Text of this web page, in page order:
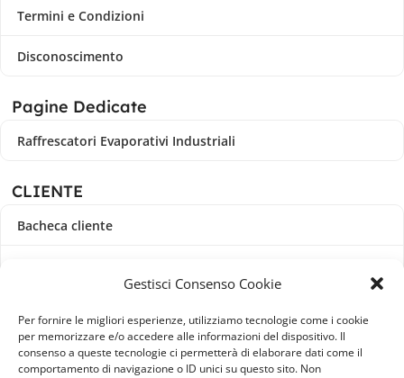
Gestisci Consenso Cookie
Per fornire le migliori esperienze, utilizziamo tecnologie come i cookie
per memorizzare e/o accedere alle informazioni del dispositivo. Il
consenso a queste tecnologie ci permetterà di elaborare dati come il
comportamento di navigazione o ID unici su questo sito. Non
Termini e Condizioni
Disconoscimento
Pagine Dedicate
Raffrescatori Evaporativi Industriali
CLIENTE
Bacheca cliente
Indirizzi